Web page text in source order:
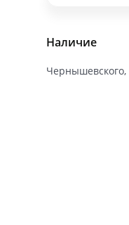
Наличие
Чернышевского,